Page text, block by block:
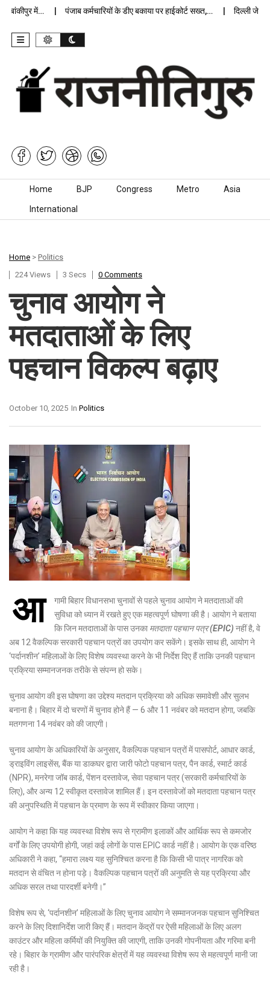
में… पंजाब कर्मचारियों के डीए बकाया पर हाईकोर्ट सख्त,… दिल्ली जेलों में
Skip to content
Home BJP Congress Metro Asia
International
Home > Politics
224 Views
3 Secs 0 Comments
चुनाव आयोग ने
मतदाताओं के लिए
पहचान विकल्प बढ़ाए
In Politics
October 10, 2025
आ
गामी बिहार विधानसभा चुनावों से पहले चुनाव आयोग ने मतदाताओं की
सुविधा को ध्यान में रखते हुए एक महत्वपूर्ण घोषणा की है। आयोग ने बताया
कि जिन मतदाताओं के पास उनका मतदाता पहचान पत्र (EPIC) नहीं है, वे
अब 12 वैकल्पिक सरकारी पहचान पत्रों का उपयोग कर सकेंगे। इसके साथ ही, आयोग ने
‘पर्दानशीन’ महिलाओं के लिए विशेष व्यवस्था करने के भी निर्देश दिए हैं ताकि उनकी पहचान
प्रक्रिया सम्मानजनक तरीके से संपन्न हो सके।
चुनाव आयोग की इस घोषणा का उद्देश्य मतदान प्रक्रिया को अधिक समावेशी और सुलभ
बनाना है। बिहार में दो चरणों में चुनाव होने हैं — 6 और 11 नवंबर को मतदान होगा, जबकि
मतगणना 14 नवंबर को की जाएगी।
चुनाव आयोग के अधिकारियों के अनुसार, वैकल्पिक पहचान पत्रों में पासपोर्ट, आधार कार्ड,
ड्राइविंग लाइसेंस, बैंक या डाकघर द्वारा जारी फोटो पहचान पत्र, पैन कार्ड, स्मार्ट कार्ड
(NPR), मनरेगा जॉब कार्ड, पेंशन दस्तावेज, सेवा पहचान पत्र (सरकारी कर्मचारियों के
लिए), और अन्य 12 स्वीकृत दस्तावेज शामिल हैं। इन दस्तावेजों को मतदाता पहचान पत्र
की अनुपस्थिति में पहचान के प्रमाण के रूप में स्वीकार किया जाएगा।
आयोग ने कहा कि यह व्यवस्था विशेष रूप से ग्रामीण इलाकों और आर्थिक रूप से कमजोर
वर्गों के लिए उपयोगी होगी, जहां कई लोगों के पास EPIC कार्ड नहीं है। आयोग के एक वरिष्ठ
अधिकारी ने कहा, “हमारा लक्ष्य यह सुनिश्चित करना है कि किसी भी पात्र नागरिक को
मतदान से वंचित न होना पड़े। वैकल्पिक पहचान पत्रों की अनुमति से यह प्रक्रिया और
अधिक सरल तथा पारदर्शी बनेगी।”
विशेष रूप से, ‘पर्दानशीन’ महिलाओं के लिए चुनाव आयोग ने सम्मानजनक पहचान सुनिश्चित
करने के लिए दिशानिर्देश जारी किए हैं। मतदान केंद्रों पर ऐसी महिलाओं के लिए अलग
काउंटर और महिला कर्मियों की नियुक्ति की जाएगी, ताकि उनकी गोपनीयता और गरिमा बनी
रहे। बिहार के ग्रामीण और पारंपरिक क्षेत्रों में यह व्यवस्था विशेष रूप से महत्वपूर्ण मानी जा
रही है।